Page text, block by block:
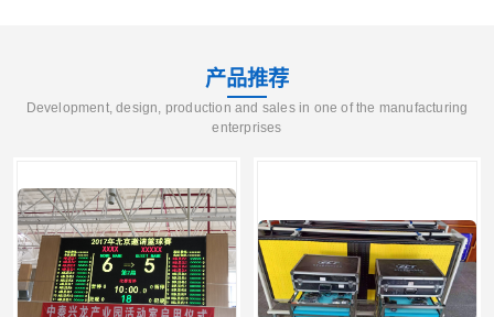
产品推荐
Development, design, production and sales in one of the manufacturing
enterprises